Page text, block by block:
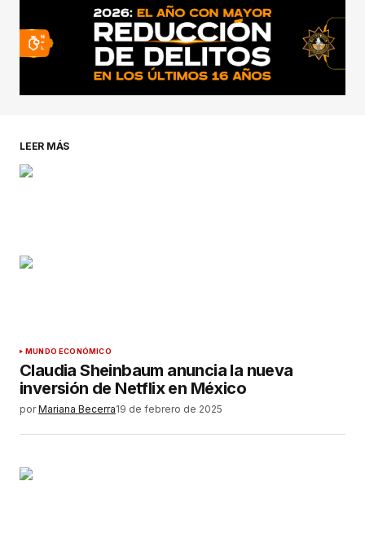
conectado
LEER MÁS
MUNDO ECONÓMICO
Claudia Sheinbaum anuncia la nueva
inversión de Netflix en México
por Mariana Becerra19 de febrero de 2025